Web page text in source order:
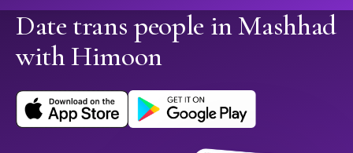
Date trans people in Mashhad
with Himoon